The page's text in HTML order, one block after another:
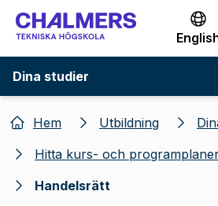
Gå till innehållet
Dina studier
Hem Utbildning
Hitta kurs- och
Handelsrätt